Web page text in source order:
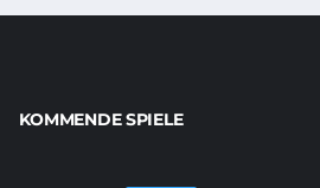
KOMMENDE SPIELE